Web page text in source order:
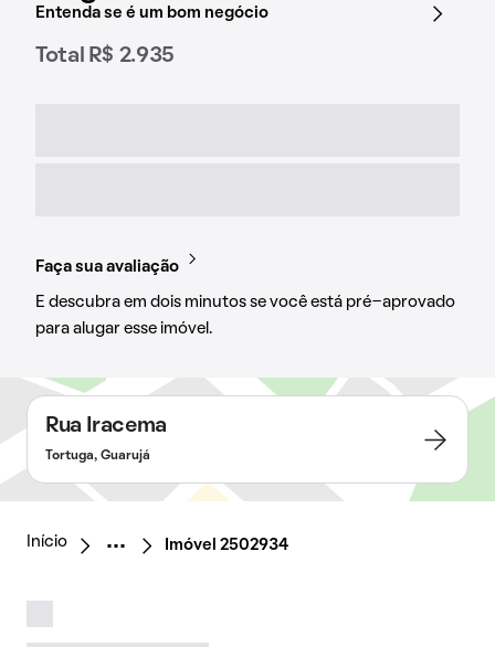
Entenda se é um bom negócio
Total R$ 2.935
Faça sua avaliação
E descubra em dois minutos se você está pré-aprovado
para alugar esse imóvel.
Rua Iracema
Tortuga, Guarujá
Início Imóvel 2502934